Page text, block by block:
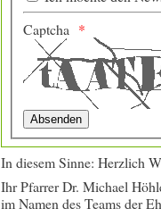
Captcha
In diesem Sinne: Herzlich
Ihr Pfarrer Dr. Michael
im Namen des Teams der